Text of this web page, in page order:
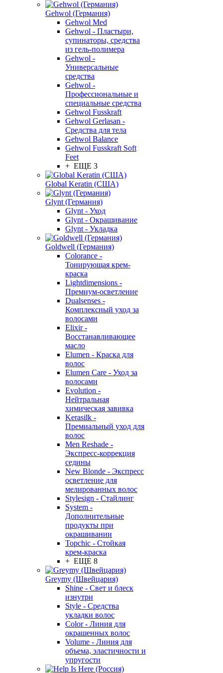
Gehwol (Германия)
Gehwol Med
Gehwol - Пластыри,
супинаторы, средства
из гель-полимера
Gehwol -
Универсальные
средства
Gehwol -
Профессиональные и
специальные средства
Gehwol Fusskraft
Gehwol Gerlasan -
Средства для тела
Gehwol Balance
Gehwol Fusskraft Soft
Feet
+ ЕЩЕ 3
Global Keratin (США)
Glynt (Германия)
Glynt - Уход
Glynt - Окрашивание
Glynt - Укладка
Goldwell (Германия)
Colorance -
Тонирующая крем-
краска
Lightdimensions -
Премиум-осветление
Dualsenses -
Комплексный уход за
волосами
Elixir -
Восстанавливающее
масло
Elumen - Краска для
волос
Elumen Care - Уход за
волосами
Evolution -
Нейтральная
химическая завивка
Kerasilk -
Премиальный уход для
волос
Men Reshade -
Экспресс-коррекция
седины
New Blonde - Экспресс
осветление для
мелированных волос
Stylesign - Стайлинг
System -
Дополнительные
продукты при
окрашивании
Topchic - Стойкая
крем-краска
+ ЕЩЕ 8
Greymy (Швейцария)
Shine - Свет и блеск
изнутри
Style - Средства
укладки волос
Color - Линия для
окрашенных волос
Volume - Линия для
объема, эластичности и
упругости